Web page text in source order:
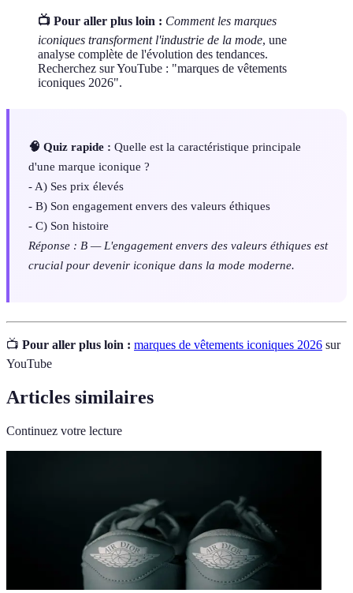
📺 Pour aller plus loin : Comment les marques
iconiques transforment l'industrie de la mode, une
analyse complète de l'évolution des tendances.
Recherchez sur YouTube : "marques de vêtements
iconiques 2026".
🧠 Quiz rapide : Quelle est la caractéristique principale
d'une marque iconique ?
- A) Ses prix élevés
- B) Son engagement envers des valeurs éthiques
- C) Son histoire
Réponse : B — L'engagement envers des valeurs éthiques est
crucial pour devenir iconique dans la mode moderne.
📺 Pour aller plus loin : marques de vêtements iconiques 2026 sur
YouTube
Articles similaires
Continuez votre lecture